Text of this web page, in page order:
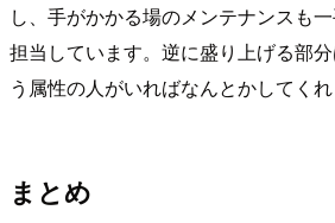
し、手がかかる場のメンテナンスも
担当しています。逆に盛り上げる部
う属性の人がいればなんとかしてくれ
まとめ